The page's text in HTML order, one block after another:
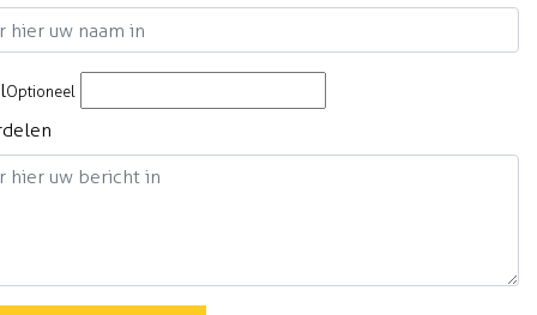
Optioneel